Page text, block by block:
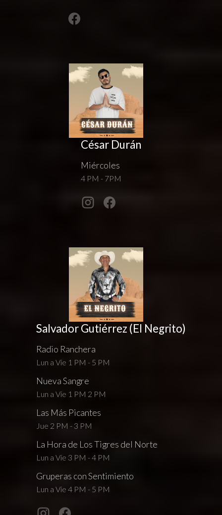
César Durán
Miércoles
4 PM - 7PM
Salvador Gutiérrez (El Negrito)
Radio Ranchera
Lun a Vie 1 PM - 5 PM
Nueva Sangre
Lun a Vie 1 PM 2 PM
Las Más Picantes
Jue 2 PM - 3 PM
La Hora de Los Tigres del Norte
Lun a Vie 3 PM - 4 PM
Gruperas con Sentimiento
Lun a Vie 4 PM - 5 PM